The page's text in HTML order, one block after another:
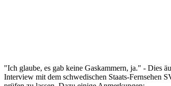
"Ich glaube, es gab keine Gaskammern, ja." - Dies
Interview mit dem schwedischen Staats-Fernsehen